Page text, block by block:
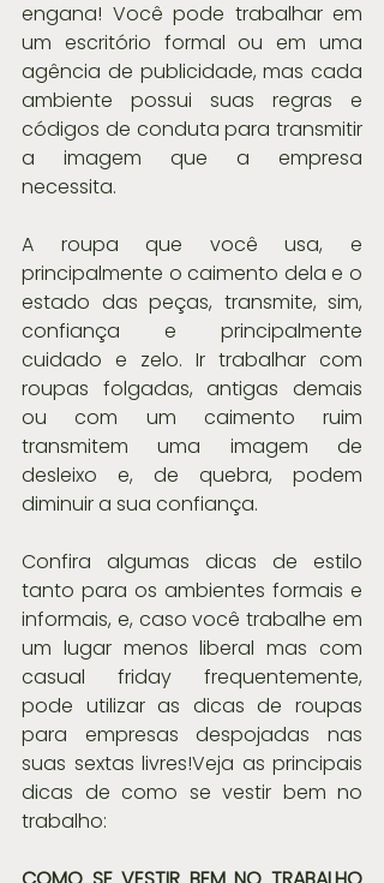
engana! Você pode trabalhar em
um escritório formal ou em uma
agência de publicidade, mas cada
ambiente possui suas regras e
códigos de conduta para transmitir
a imagem que a empresa
necessita.
A roupa que você usa, e
principalmente o caimento dela e o
estado das peças, transmite, sim,
confiança e principalmente
cuidado e zelo. Ir trabalhar com
roupas folgadas, antigas demais
ou com um caimento ruim
transmitem uma imagem de
desleixo e, de quebra, podem
diminuir a sua confiança.
Confira algumas dicas de estilo
tanto para os ambientes formais e
informais, e, caso você trabalhe em
um lugar menos liberal mas com
casual friday frequentemente,
pode utilizar as dicas de roupas
para empresas despojadas nas
suas sextas livres!Veja as principais
dicas de como se vestir bem no
trabalho: